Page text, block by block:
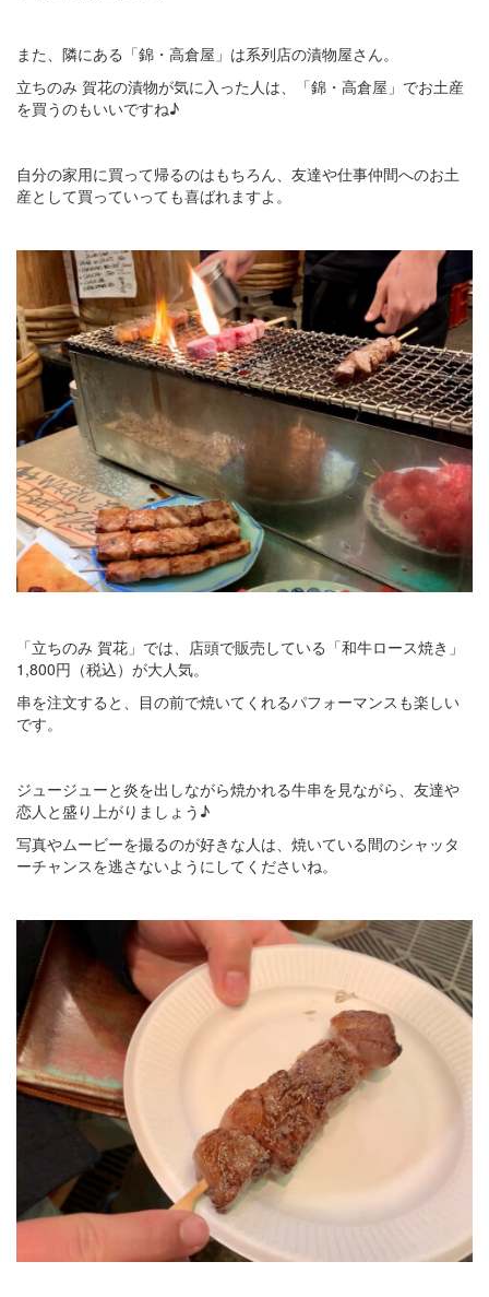
また、隣にある「錦・高倉屋」は系列店の漬物屋さん。
立ちのみ 賀花の漬物が気に入った人は、「錦・高倉屋」でお土産
を買うのもいいですね♪
自分の家用に買って帰るのはもちろん、友達や仕事仲間へのお土
産として買っていっても喜ばれますよ。
「立ちのみ 賀花」では、店頭で販売している「和牛ロース焼き」
1,800円（税込）が大人気。
串を注文すると、目の前で焼いてくれるパフォーマンスも楽しい
です。
ジュージューと炎を出しながら焼かれる牛串を見ながら、友達や
恋人と盛り上がりましょう♪
写真やムービーを撮るのが好きな人は、焼いている間のシャッタ
ーチャンスを逃さないようにしてくださいね。